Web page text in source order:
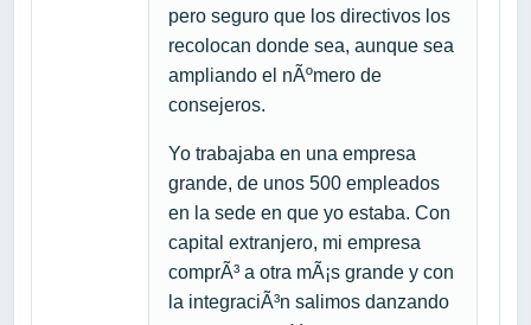
pero seguro que los directivos los
recolocan donde sea, aunque sea
ampliando el nÃºmero de
consejeros.
Yo trabajaba en una empresa
grande, de unos 500 empleados
en la sede en que yo estaba. Con
capital extranjero, mi empresa
comprÃ³ a otra mÃ¡s grande y con
la integraciÃ³n salimos danzando